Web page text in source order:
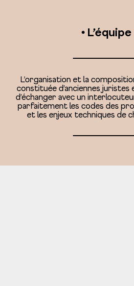
• L’équipe
L’organisation et la
constituée d’anciennes
d’échanger avec un
parfaitement les codes des
et les enjeux techniques de